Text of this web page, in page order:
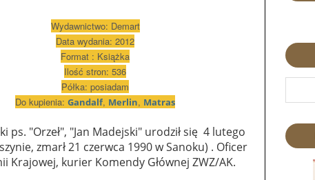
Wydawnictwo: Demart
Data wydania: 2012
Format : Książka
Ilość stron: 536
Półka: posiadam
Do kupienia: Gandalf, Merlin, Matras
ps. "Orzeł", "Jan Madejski" urodził się 4 lutego
zmarł 21 czerwca 1990 w Sanoku) . Oficer
Krajowej, kurier Komendy Głównej ZWZ/AK.